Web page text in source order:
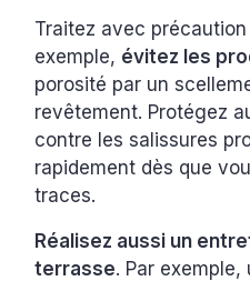
Traitez avec
exemple, évitez les
porosité par un
revêtement. Protégez
contre les salissures
rapidement dès que
traces.
Réalisez aussi un
terrasse. Par